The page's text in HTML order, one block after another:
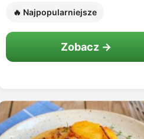
🔥 Najpopularniejsze
Zobacz →